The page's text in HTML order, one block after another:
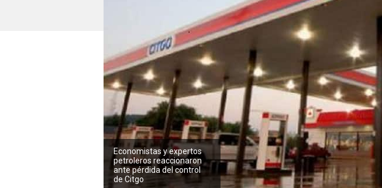
Economistas y expertos
petroleros reaccionaron
ante pérdida del control
de Citgo